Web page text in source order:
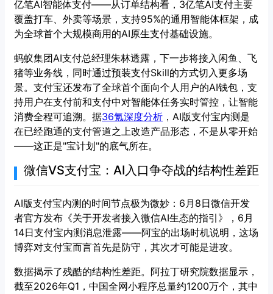
亿笔AI智能体支付——从订单结构看，3亿笔AI支付主要
覆盖打车、外卖等场景，支持95%的通用智能体框架，成
为全球首个大规模商用的AI原生支付基础设施。
蚂蚁集团AI支付总经理朱林透露，下一步将接入闲鱼、飞
猪等业务线，同时通过预装支付Skill的方式切入更多场
景。支付宝还发布了全球首个面向个人用户的AI钱包，支
持用户在支付前和支付中对智能体任务实时管控，让智能
消费全程可追溯。据36氪深度分析 ，AI版支付宝内测是
在已经跑通的支付管道之上改造产品形态，不是从零开始
——这正是"宝计划"的底气所在。
微信VS支付宝：AI入口争夺战的结构性差距
AI版支付宝内测的时间节点极为微妙：6月8日微信开发
者官方发布《关于开发者接入微信AI生态的指引》，6月
14日支付宝内测消息泄露——阿宝的出场时机说明，这场
博弈对支付宝而言首先是防守，其次才可能是进攻。
数据揭示了残酷的结构性差距。阿拉丁研究院数据显示，
截至2026年Q1，中国全网小程序总量约1200万个，其中